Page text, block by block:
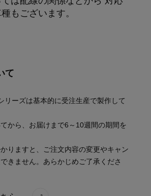
もございます。
て
リーズは基本的に受注生産で製作して
から、お届けまで6～10週間の期間を
りますと、ご注文内容の変更やキャン
きません。あらかじめご了承くださ